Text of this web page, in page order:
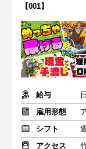
【001】
給与
雇用形態
シフト
アクセス